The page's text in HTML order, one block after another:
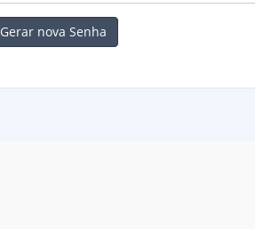
Gerar nova Senha